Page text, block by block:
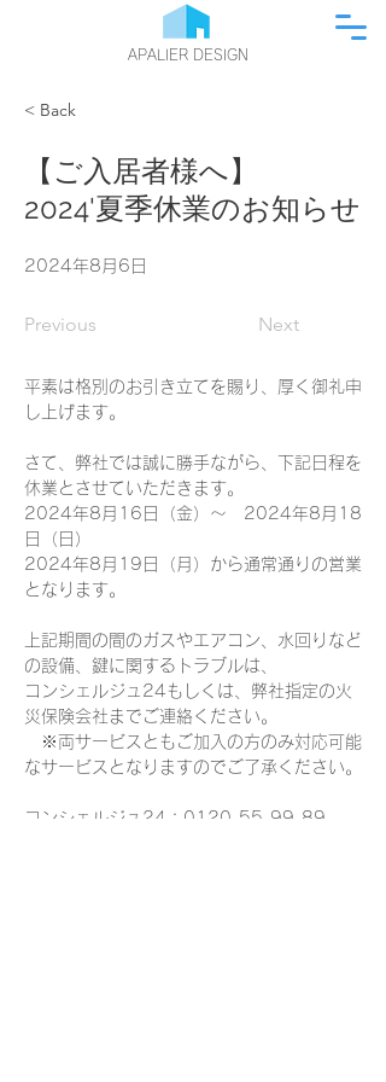
APALIER DESIGN
< Back
【ご入居者様へ】
2024'夏季休業のお知らせ
2024年8月6日
Previous Next
平素は格別のお引き立てを賜り、厚く御礼申
し上げます。
さて、弊社では誠に勝手ながら、下記日程を
休業とさせていただきます。
2024年8月16日（金）～　2024年8月18
日（日）
2024年8月19日（月）から通常通りの営業
となります。
上記期間の間のガスやエアコン、水回りなど
の設備、鍵に関するトラブルは、
コンシェルジュ24もしくは、弊社指定の火
災保険会社までご連絡ください。
※両サービスともご加入の方のみ対応可能
なサービスとなりますのでご了承ください。
コンシェルジュ24：0120-55-99-89